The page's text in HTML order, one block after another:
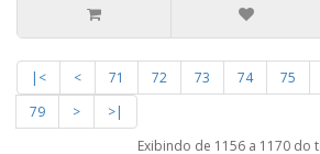
|< < 71 72 73 74 75
79
>
>|
Exibindo de 1156 a 1170 do